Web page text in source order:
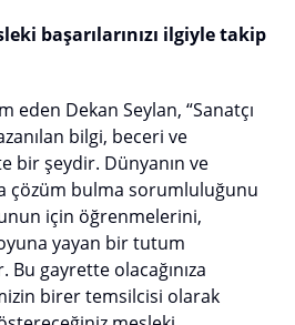
başarılarınızı ilgiyle takip
eden Dekan Seylan, “Sanatçı
bilgi, beceri ve
bir şeydir. Dünyanın ve
çözüm bulma sorumluluğunu
için öğrenmelerini,
yayan bir tutum
gayrette olacağınıza
birer temsilcisi olarak